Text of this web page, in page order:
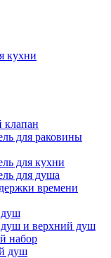
кухни
клапан
для раковины
для кухни
для душа
времени
и верхний душ
набор
душ